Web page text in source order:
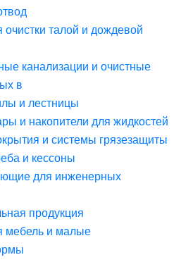
талой и дождевой
канализации и очистные
в
и лестницы
и накопители для жидкостей
и системы грязезащиты
и кессоны
для инженерных
продукция
мебель и малые